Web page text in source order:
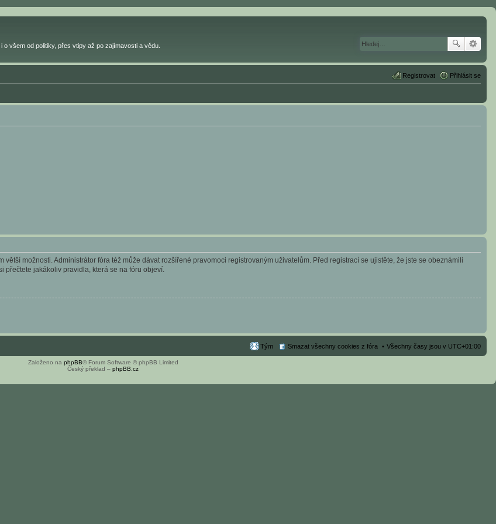
o všem od politiky, přes vtipy až po zajímavosti a vědu.
Přihlásit se
Registrovat
možnosti. Administrátor fóra též může dávat rozšířené pravomoci registrovaným uživatelům. Před registrací se ujistěte, že jste se obeznámili
přečtete jakákoliv pravidla, která se na fóru objeví.
Všechny časy jsou v UTC+01:00
Smazat všechny cookies z fóra
Tým
Založeno na phpBB® Forum Software © phpBB Limited
Český překlad – phpBB.cz